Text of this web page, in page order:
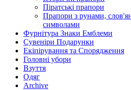
Піратські прапори
Прапори з рунами,
символами
Фурнітура Знаки Емблеми
Сувеніри Подарунки
Екіпірування та Спорядження
Головні убори
Взуття
Одяг
Archive